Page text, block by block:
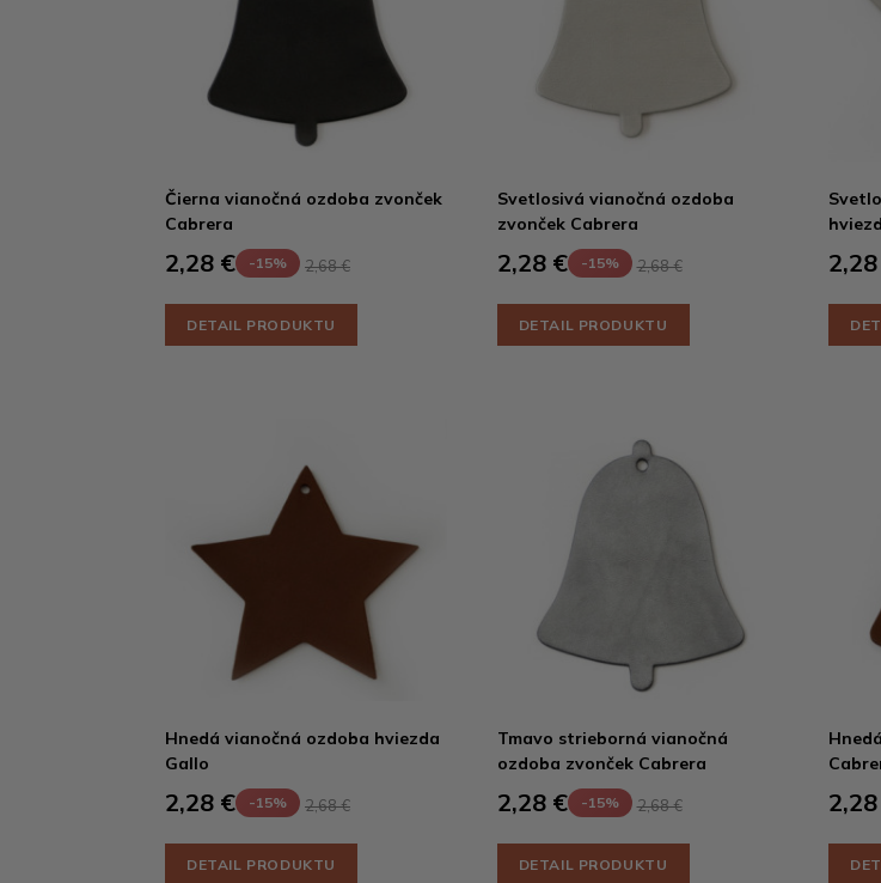
Čierna vianočná ozdoba zvonček
Cabrera
2,28 € -15% 2,68 €
DETAIL PRODUKTU
Svetlosivá vianočná ozdoba
zvonček Cabrera
2,28 € -15% 2,68 €
DETAIL PRODUKTU
Hnedá vianočná ozdoba hviezda
Gallo
2,28 € -15% 2,68 €
DETAIL PRODUKTU
Tmavo strieborná vianočná
ozdoba zvonček Cabrera
2,28 € -15% 2,68 €
DETAIL PRODUKTU